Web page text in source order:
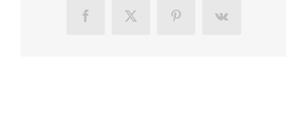
FacebookX PinterestVk